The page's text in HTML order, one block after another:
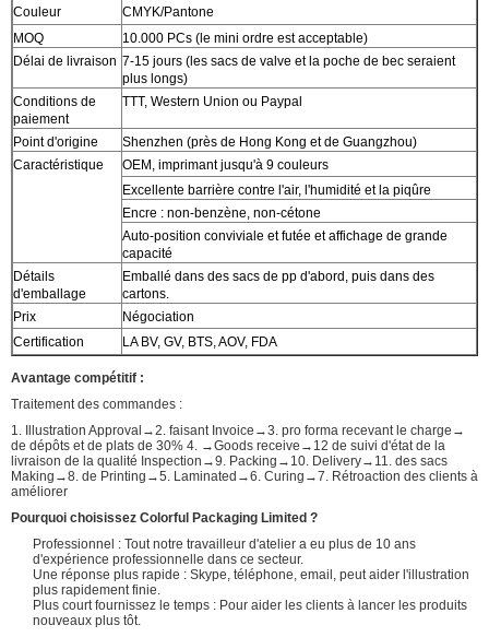
Couleur
CMYK/Pantone
MOQ
10.000 PCs (le mini ordre est acceptable)
Délai de livraison 7-15 jours (les sacs de valve et la poche de bec seraient
plus longs)
Conditions de
paiement
TTT, Western Union ou Paypal
Point d'origine
Shenzhen (près de Hong Kong et de Guangzhou)
Caractéristique
OEM, imprimant jusqu'à 9 couleurs
Excellente barrière contre l'air, l'humidité et la piqûre
Encre : non-benzène, non-cétone
Auto-position conviviale et futée et affichage de grande
capacité
Détails
d'emballage
Emballé dans des sacs de pp d'abord, puis dans des
cartons.
Prix
Négociation
Certification
LA BV, GV, BTS, AOV, FDA
Avantage compétitif :
Traitement des commandes :
1. Illustration Approval→2. faisant Invoice→3. pro forma recevant le charge→
de dépôts et de plats de 30% 4. →Goods receive→12 de suivi d'état de la
livraison de la qualité Inspection→9. Packing→10. Delivery→11. des sacs
Making→8. de Printing→5. Laminated→6. Curing→7. Rétroaction des clients à
améliorer
Pourquoi choisissez Colorful Packaging Limited ?
Professionnel : Tout notre travailleur d'atelier a eu plus de 10 ans
d'expérience professionnelle dans ce secteur.
Une réponse plus rapide : Skype, téléphone, email, peut aider l'illustration
plus rapidement finie.
Plus court fournissez le temps : Pour aider les clients à lancer les produits
nouveaux plus tôt.